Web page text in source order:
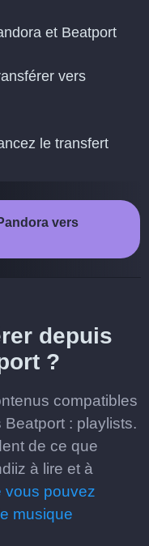
et Beatport
vers
le transfert
vers
depuis
?
compatibles
: playlists.
de ce que
à lire et à
vous pouvez
musique